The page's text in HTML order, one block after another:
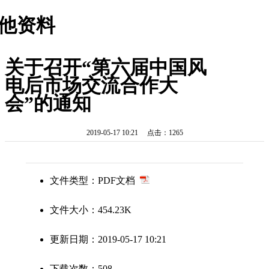
资料
关于召开“第六届中国风
电后市场交流合作大
会”的通知
2019-05-17 10:21 点击：1265
文件类型：PDF文档
文件大小：454.23K
更新日期：2019-05-17 10:21